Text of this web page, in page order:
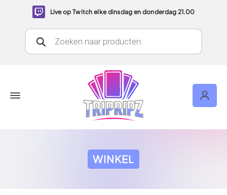
Live op Twitch elke dinsdag en donderdag 21.00
Producten zoeken
WINKEL